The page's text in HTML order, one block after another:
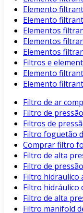
Elemento
Elemento
Elementos
Elementos
Elementos
Filtros e
Elemento
Elemento
Filtro de ar
Filtro de pressão
Filtros de
Filtro foguetão
Comprar filtro
Filtro de alta
Filtro de
Filtro hidraulico
Filtro hidráulico
Filtro de alta
Filtro manifold